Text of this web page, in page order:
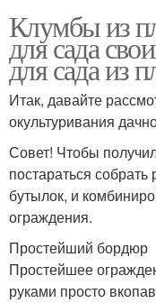
Клумбы из
для сада
для сада из
Итак, давайте
окультуривания
Совет! Чтобы
постараться
бутылок, и
ограждения.
Простейший бордюр
Простейшее
руками просто